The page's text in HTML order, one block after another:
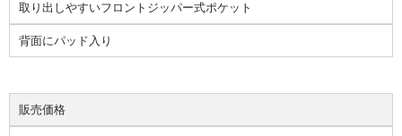
取り出しやすいフロントジッパー式ポケット
背面にパッド入り
販売価格